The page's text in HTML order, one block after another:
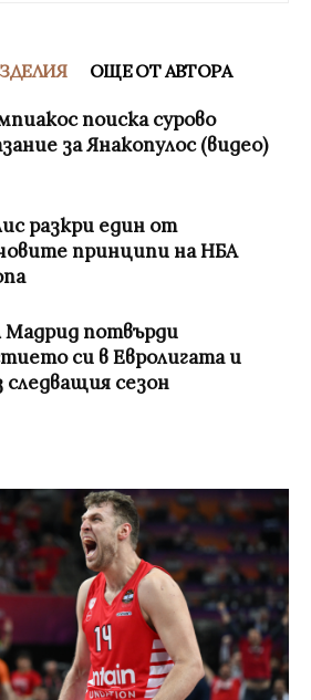
ОЩЕ ОТ АВТОРА
поиска сурово
за Янакопулос (видео)
разкри един от
принципи на НБА
Мадрид потвърди
си в Евролигата и
следващия сезон